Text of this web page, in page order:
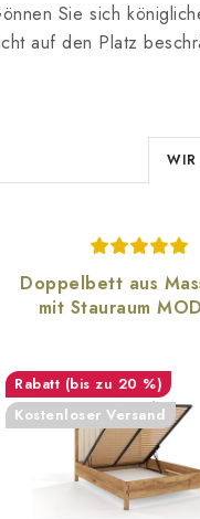
Sie sich
auf den Platz
P
r
o
d
u
k
t
s
o
e
d
Doppelbett aus
mit Stauraum
(bis zu 20 %)
Kostenloser Versand